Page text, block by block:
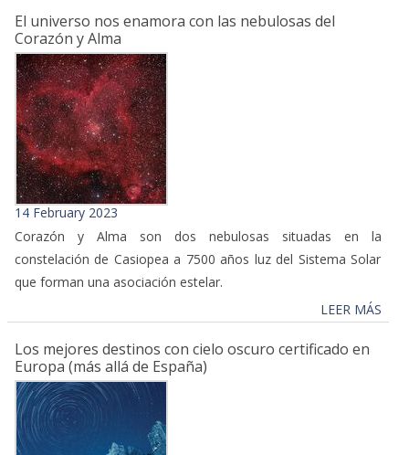
El universo nos enamora con las nebulosas del
Corazón y Alma
14 February 2023
Corazón y Alma son dos nebulosas situadas en la
constelación de Casiopea a 7500 años luz del Sistema Solar
que forman una asociación estelar.
LEER MÁS
Los mejores destinos con cielo oscuro certificado en
Europa (más allá de España)